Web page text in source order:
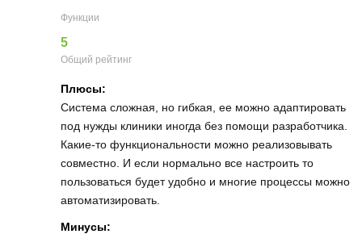
Функции
5
Общий рейтинг
Плюсы:
Система сложная, но гибкая, ее можно адаптировать
под нужды клиники иногда без помощи разработчика.
Какие-то функциональности можно реализовывать
совместно. И если нормально все настроить то
пользоваться будет удобно и многие процессы можно
автоматизировать.
Минусы: